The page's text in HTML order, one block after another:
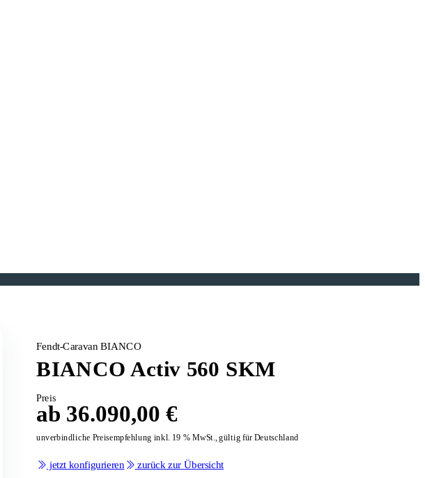
Fendt-Caravan BIANCO
BIANCO Activ 560 SKM
Preis
ab 36.090,00 €
unverbindliche Preisempfehlung inkl. 19 % MwSt., gültig für Deutschland
jetzt konfigurieren zurück zur Übersicht